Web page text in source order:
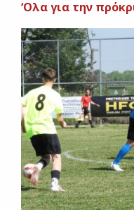
‘Ολα για την